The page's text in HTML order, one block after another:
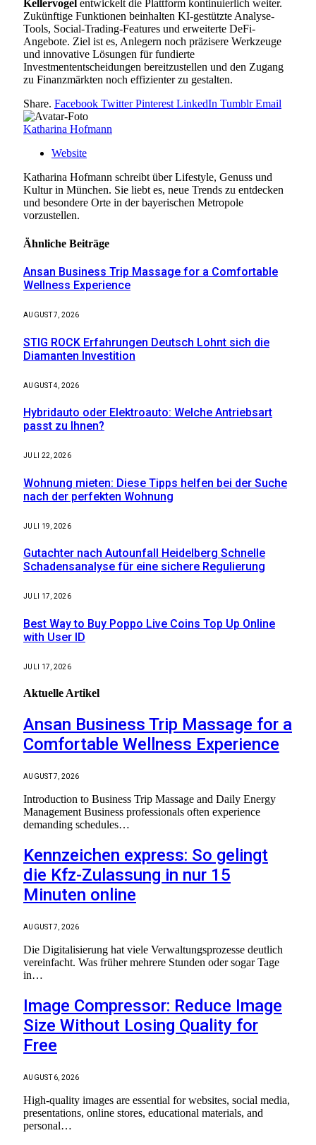
Kellervogel entwickelt die Plattform kontinuierlich weiter.
Zukünftige Funktionen beinhalten KI-gestützte Analyse-
Tools, Social-Trading-Features und erweiterte DeFi-
Angebote. Ziel ist es, Anlegern noch präzisere Werkzeuge
und innovative Lösungen für fundierte
Investmententscheidungen bereitzustellen und den Zugang
zu Finanzmärkten noch effizienter zu gestalten.
Share. Facebook Twitter Pinterest LinkedIn Tumblr Email
Katharina Hofmann
Website
Katharina Hofmann schreibt über Lifestyle, Genuss und
Kultur in München. Sie liebt es, neue Trends zu entdecken
und besondere Orte in der bayerischen Metropole
vorzustellen.
Ähnliche Beiträge
Ansan Business Trip Massage for a Comfortable
Wellness Experience
AUGUST 7, 2026
STIG ROCK Erfahrungen Deutsch Lohnt sich die
Diamanten Investition
AUGUST 4, 2026
Hybridauto oder Elektroauto: Welche Antriebsart
passt zu Ihnen?
JULI 22, 2026
Wohnung mieten: Diese Tipps helfen bei der Suche
nach der perfekten Wohnung
JULI 19, 2026
Gutachter nach Autounfall Heidelberg Schnelle
Schadensanalyse für eine sichere Regulierung
JULI 17, 2026
Best Way to Buy Poppo Live Coins Top Up Online
with User ID
JULI 17, 2026
Aktuelle Artikel
Ansan Business Trip Massage for a
Comfortable Wellness Experience
AUGUST 7, 2026
Introduction to Business Trip Massage and Daily Energy
Management Business professionals often experience
demanding schedules…
Kennzeichen express: So gelingt
die Kfz-Zulassung in nur 15
Minuten online
AUGUST 7, 2026
Die Digitalisierung hat viele Verwaltungsprozesse deutlich
vereinfacht. Was früher mehrere Stunden oder sogar Tage
in…
Image Compressor: Reduce Image
Size Without Losing Quality for
Free
AUGUST 6, 2026
High-quality images are essential for websites, social media,
presentations, online stores, educational materials, and
personal…